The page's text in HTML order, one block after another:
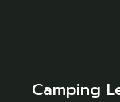
Camping